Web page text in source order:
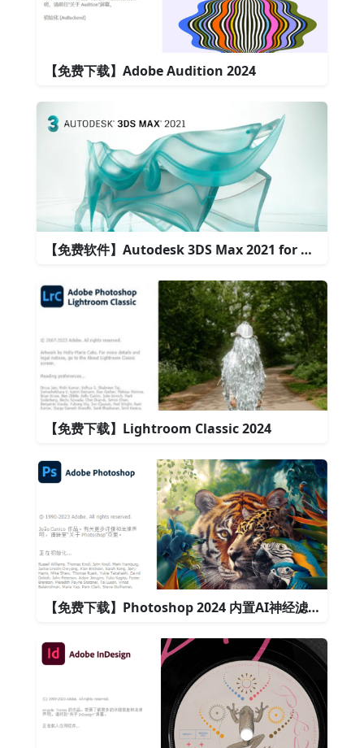
【免费下载】Adobe Audition 2024
【免费软件】Autodesk 3DS Max 2021 for Win强大的3D建模渲染软件
【免费下载】Lightroom Classic 2024
【免费下载】Photoshop 2024 内置AI神经滤镜功能